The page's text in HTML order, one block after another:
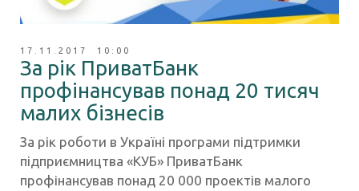
17.11.2017 10:00
За рік ПриватБанк
профінансував понад 20 тисяч
малих бізнесів
За рік роботи в Україні програми підтримки
підприємництва «КУБ» ПриватБанк
профінансував понад 20 000 проектів малого